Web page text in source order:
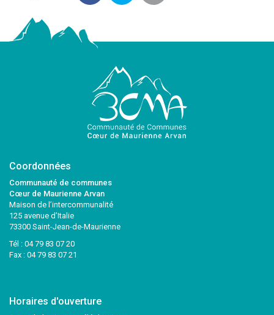
Coordonnées
Communauté de communes
Cœur de Maurienne Arvan
Maison de l’intercommunalité
125 avenue d’Italie
73300 Saint-Jean-de-Maurienne
Tél : 04 79 83 07 20
Fax : 04 79 83 07 21
Horaires d'ouverture